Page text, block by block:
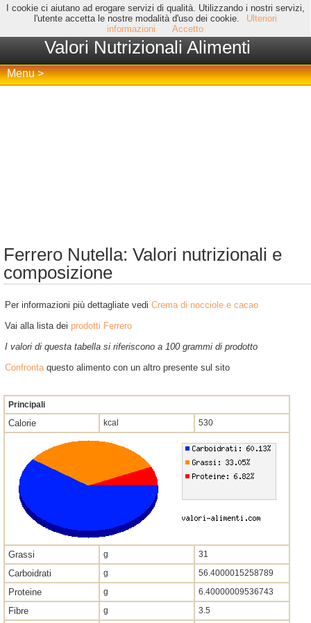
I cookie ci aiutano ad erogare servizi di qualità. Utilizzando i nostri servizi,
l'utente accetta le nostre modalità d'uso dei cookie.
Ulteriori
informazioni
Accetto
Valori Nutrizionali Alimenti
Menu >
Ferrero Nutella: Valori nutrizionali e
composizione
Per informazioni più dettagliate vedi Crema di nocciole e cacao
Vai alla lista dei prodotti Ferrero
I valori di questa tabella si riferiscono a 100 grammi di prodotto
Confrontaquesto alimento con un altro presente sul sito
Principali
Calorie kcal 530
Grassi g 31
Carboidrati g 56.4000015258789
Proteine g 6.40000009536743
Fibre g 3.5